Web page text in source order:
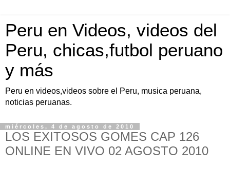
Peru en Videos, videos del
Peru, chicas,futbol peruano
y más
Peru en videos,videos sobre el Peru, musica peruana,
noticias peruanas.
miércoles, 4 de agosto de 2010
LOS EXITOSOS GOMES CAP 126
ONLINE EN VIVO 02 AGOSTO 2010